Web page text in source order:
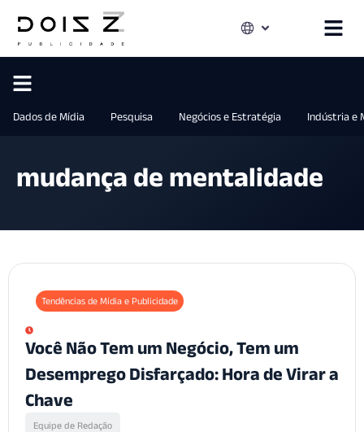
Dados de Mídia Pesquisa Negócios e Estratégia Indústria e
mudança de mentalidade
Tendências de Mídia e Publicidade
Você Não Tem um Negócio, Tem um
Desemprego Disfarçado: Hora de Virar a
Chave
Equipe de Redação